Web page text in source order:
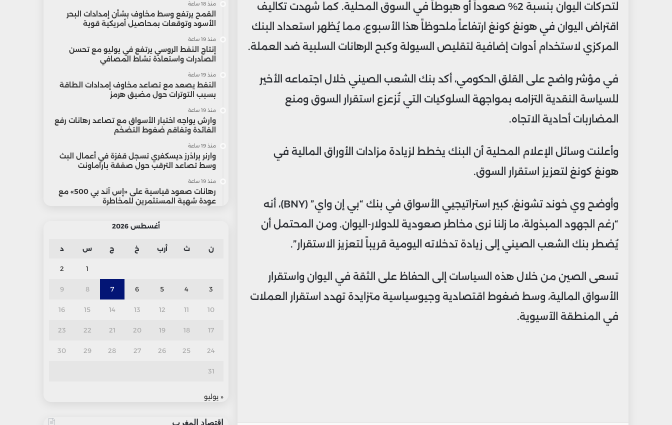
لتحركات اليوان بنسبة 2% صعوداً أو هبوطاً في السوق المحلية. كما شهدت تكاليف
اقتراض اليوان في هونغ كونغ ارتفاعاً ملحوظاً هذا الأسبوع، مما يُظهر استعداد البنك
المركزي لاستخدام أدوات إضافية لتقليص السيولة وكبح الرهانات السلبية ضد العملة.
في مؤشر واضح على القلق الحكومي، أكد بنك الشعب الصيني خلال اجتماعه الأخير
للسياسة النقدية التزامه بمواجهة السلوكيات التي تُزعزع استقرار السوق ومنع
المضاربات أحادية الاتجاه.
وأعلنت وسائل الإعلام المحلية أن البنك يخطط لزيادة مزادات الأوراق المالية في
هونغ كونغ لتعزيز استقرار السوق.
وأوضح وي خوند تشونغ، كبير استراتيجيي الأسواق في بنك “بي إن واي” (BNY)، أنه
“رغم الجهود المبذولة، ما زلنا نرى مخاطر صعودية للدولار-اليوان. ومن المحتمل أن
يُضطر بنك الشعب الصيني إلى زيادة تدخلاته اليومية قريباً لتعزيز الاستقرار”.
تسعى الصين من خلال هذه السياسات إلى الحفاظ على الثقة في اليوان واستقرار
الأسواق المالية، وسط ضغوط اقتصادية وجيوسياسية متزايدة تهدد استقرار العملات
في المنطقة الآسيوية.
منذ 18 ساعة
القمح يرتفع وسط مخاوف بشأن إمدادات البحر
الأسود وتوقعات بمحاصيل أمريكية قوية
منذ 19 ساعة
إنتاج النفط الروسي يرتفع في يوليو مع تحسن
الصادرات واستعادة نشاط المصافي
منذ 19 ساعة
النفط يصعد مع تصاعد مخاوف إمدادات الطاقة
بسبب التوترات حول مضيق هرمز
منذ 19 ساعة
وارش يواجه اختبار الأسواق مع تصاعد رهانات رفع
الفائدة وتفاقم ضغوط التضخم
منذ 19 ساعة
وارنر براذرز ديسكفري تسجل قفزة في أعمال البث
وسط تصاعد الترقب حول صفقة باراماونت
منذ 19 ساعة
رهانات صعود قياسية على «إس آند بي 500» مع
عودة شهية المستثمرين للمخاطرة
أغسطس 2026
ن ث أرب خ ج س د
1
2
3
4
5
6
7
8
9
10
11
12
13
14
15
16
17
18
19
20
21
22
23
24
25
26
27
28
29
30
31
« يوليو
اقتصاد المغرب